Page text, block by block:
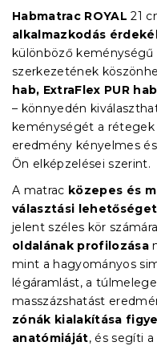
Habmatrac ROYAL 21
alkalmazkodás
különböző
szerkezetének
hab, ExtraFlex PUR
– könnyedén
keménységét a rétegek
eredmény kényelmes
Ön elképzelései szerint.
A matrac közepes és
választási
jelent széles kör
oldalának profilozása
mint a hagyományos
légáramlást, a
masszázshatást
zónák kialakítása
anatómiáját, és segíti